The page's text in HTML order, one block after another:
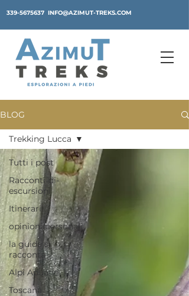
339-5675637 INFO@AZIMUT-TREKS.COM
BLOG
Tutti i post
Racconti-di-
escursioni
Itinerari
opinioni personali
la guida si
racconta
Alpi Apuane
Toscana
Trekking Lucca